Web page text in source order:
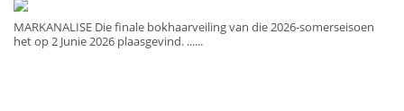
MARKANALISE Die finale bokhaarveiling van die 2026-somerseisoen
het op 2 Junie 2026 plaasgevind. ......